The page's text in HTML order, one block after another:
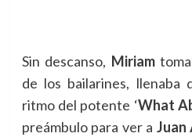
Sin descanso, Miriam
de los bailarines, llenaba
ritmo del potente ‘What
preámbulo para ver a Juan